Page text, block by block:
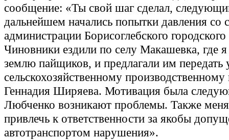
сообщение: «Ты свой шаг сделал,
дальнейшем начались попытки давления со
администрации Борисоглебского
Чиновники ездили по селу Макашевка, где
землю пайщиков, и предлагали им передать
сельскохозяйственному производственному
Геннадия Ширяева. Мотивация была
Любченко возникают проблемы. Также
привлечь к ответственности за якобы
автотранспортом нарушения».